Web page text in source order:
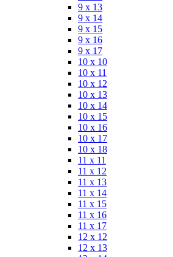
9 x 13
9 x 14
9 x 15
9 x 16
9 x 17
10 x 10
10 x 11
10 x 12
10 x 13
10 x 14
10 x 15
10 x 16
10 x 17
10 x 18
11 x 11
11 x 12
11 x 13
11 x 14
11 x 15
11 x 16
11 x 17
12 x 12
12 x 13